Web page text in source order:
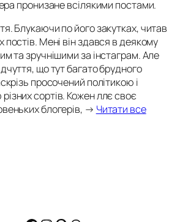
пронизане всілякими постами.
Блукаючи по його закутках, читав
постів. Мені він здався в деякому
та зручнішими за інстаграм. Але
що тут багато брудного
просочений політикою і
сортів. Кожен ллє своє
блогерів, → Читати все